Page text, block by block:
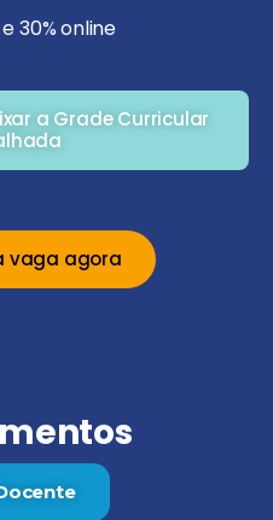
30% online
a Grade Curricular
vaga agora